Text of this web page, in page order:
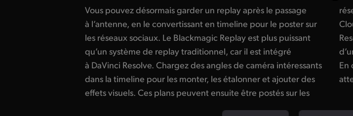
Vous pouvez désormais garder un replay après le passage
à l’antenne, en le convertissant en timeline pour le poster sur
les réseaux sociaux. Le Blackmagic Replay est plus puissant
qu’un système de replay traditionnel, car il est intégré
à DaVinci Resolve. Chargez des angles de caméra intéressants
dans la timeline pour les monter, les étalonner et ajouter des
effets visuels. Ces plans peuvent ensuite être postés sur les
réseaux sociaux en quelques secondes Grâce au Blackmagic
Cloud, vous pouvez travailler avec plus d’un système DaVinci
Resolve sur votre projet. Imaginez transformer chaque replay
d’un événement sportif en publication sur les réseaux sociaux.
En créant des publications instantanées, vous pouvez